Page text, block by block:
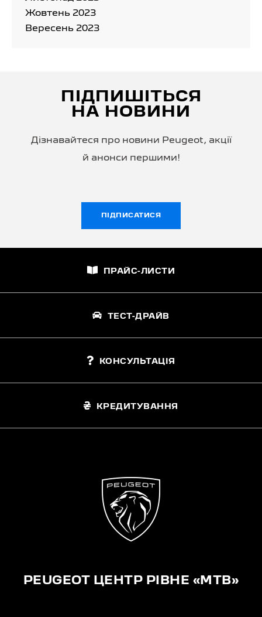
Жовтень 2023
Вересень 2023
ПІДПИШІТЬСЯ
НА НОВИНИ
Дізнавайтеся про новини Peugeot, акції
й анонси першими!
ПІДПИСАТИСЯ
ПРАЙС-ЛИСТИ
ТЕСТ-ДРАЙВ
КОНСУЛЬТАЦІЯ
КРЕДИТУВАННЯ
PEUGEOT ЦЕНТР РІВНЕ «МТВ»